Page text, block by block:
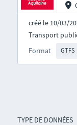
TYPE DE DONNÉES
créé le 10/03/
Format GTFS
Transport